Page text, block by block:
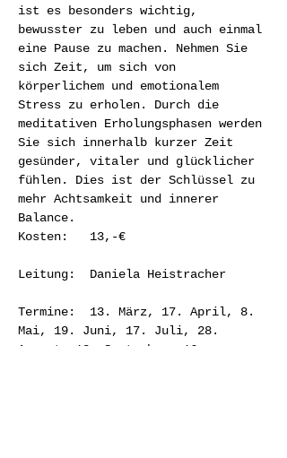
ist es besonders wichtig,
bewusster zu leben und auch einmal
eine Pause zu machen. Nehmen Sie
sich Zeit, um sich von
körperlichem und emotionalem
Stress zu erholen. Durch die
meditativen Erholungsphasen werden
Sie sich innerhalb kurzer Zeit
gesünder, vitaler und glücklicher
fühlen. Dies ist der Schlüssel zu
mehr Achtsamkeit und innerer
Balance.
Kosten:	13,-€
Leitung:	Daniela Heistracher
Termine: 	13. März, 17. April, 8.
Mai, 19. Juni, 17. Juli, 28.
August, 18. September, 16.